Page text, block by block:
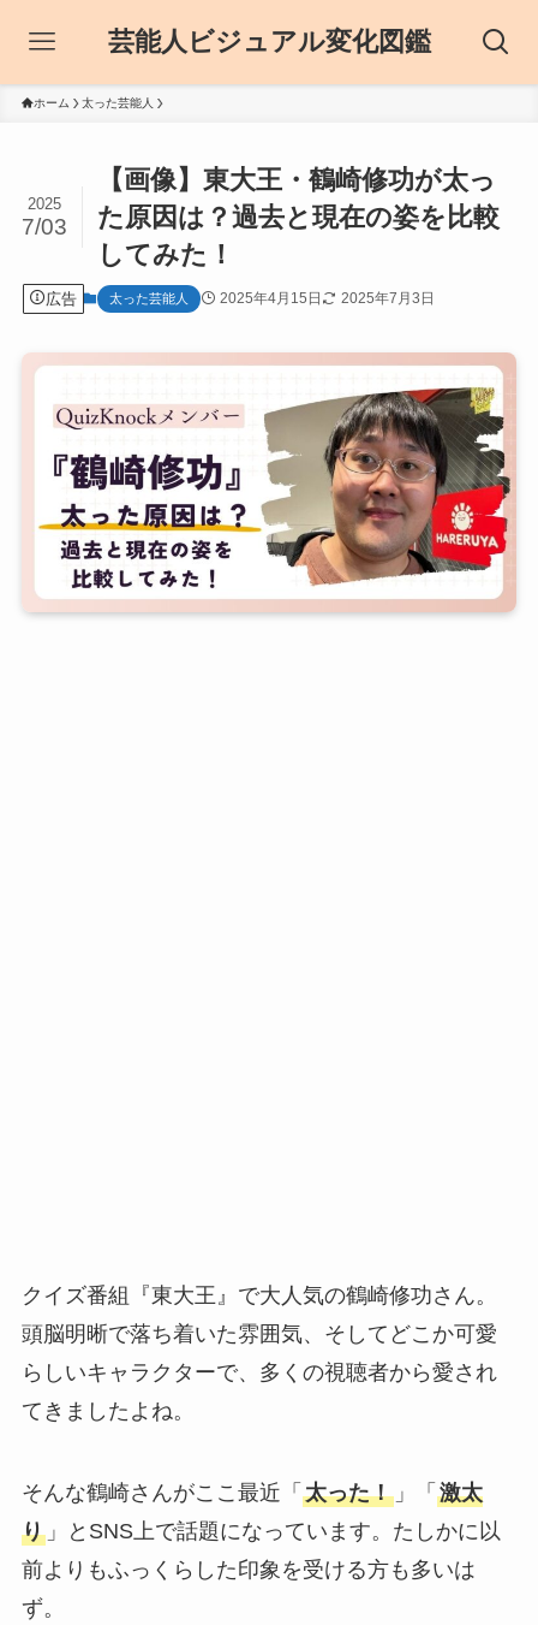
芸能人ビジュアル変化図鑑
ホーム 太った芸能人
【画像】東大王・鶴崎修功が太っ
た原因は？過去と現在の姿を比較
してみた！
2025
7/03
広告 太った芸能人 2025年4月15日 2025年7月3日
クイズ番組『東大王』で大人気の鶴崎修功さん。
頭脳明晰で落ち着いた雰囲気、そしてどこか可愛
らしいキャラクターで、多くの視聴者から愛され
てきましたよね。
そんな鶴崎さんがここ最近「 太った！」「 激太
り」とSNS上で話題になっています。たしかに以
前よりもふっくらした印象を受ける方も多いは
ず。